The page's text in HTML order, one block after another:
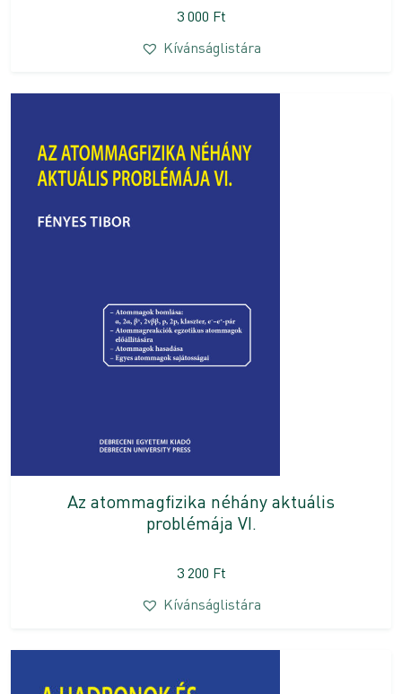
3 000 Ft
Kívánságlistára
Az atommagfizika néhány aktuális
problémája VI.
3 200 Ft
Kívánságlistára